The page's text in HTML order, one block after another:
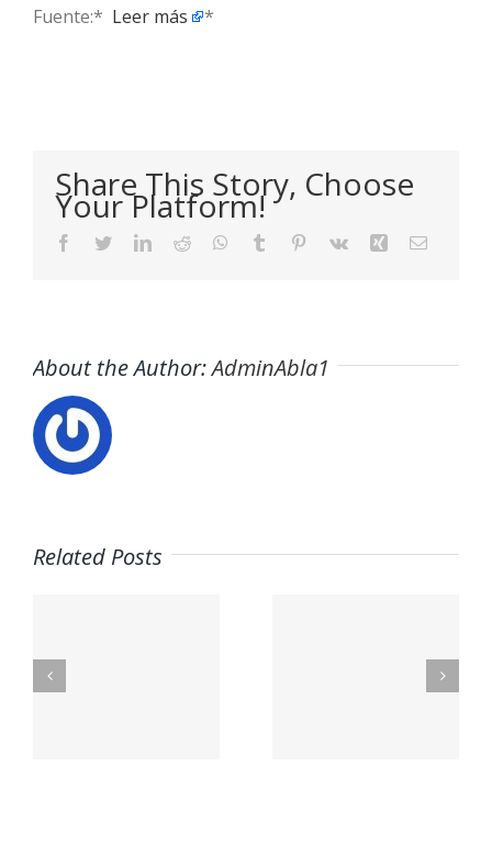
Fuente:* ​ Leer más *
Share This Story, Choose
Your Platform!
Facebook
TwitterLinkedIn
Reddit WhatsApp
Tumblr Pinterest
Vk Xing Email
About the Author:AdminAbla1
Related Posts